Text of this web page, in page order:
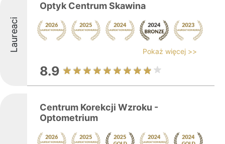
Laureaci
Optyk Centrum Skawina
Pokaż więcej >>
8.9
Centrum Korekcji Wzroku -
Optometrium